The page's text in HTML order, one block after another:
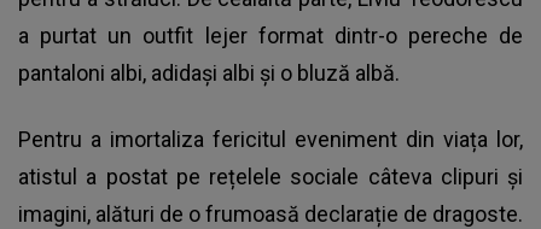
a purtat un outfit lejer format dintr-o pereche de
pantaloni albi, adidași albi și o bluză albă.
Pentru a imortaliza fericitul eveniment din viața lor,
atistul a postat pe rețelele sociale câteva clipuri și
imagini, alături de o frumoasă declarație de dragoste.